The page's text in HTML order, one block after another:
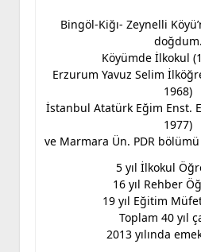
Bingöl-Kiğı- Zeynelli
doğdum.
Köyümde İlkokul
Erzurum Yavuz Selim
1968)
İstanbul Atatürk Eğim Enst.
1977)
ve Marmara Ün. PDR
5 yıl İlkokul
16 yıl Rehber
19 yıl Eğitim
Toplam 40 yıl
2013 yılında